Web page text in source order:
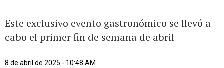
Este exclusivo evento gastronómico se llevó a
cabo el primer fin de semana de abril
8 de abril de 2025 - 10:48 AM